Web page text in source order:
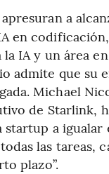
apresuran a
en
IA y un área
admite que su
Michael
de Starlink,
startup a
las tareas,
plazo”.